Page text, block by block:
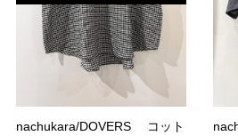
nachukara/DOVERS コット